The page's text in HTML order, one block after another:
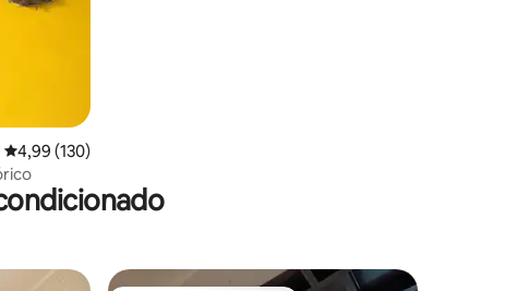
4,99 de uma avaliação média de 5, 130 avaliações
4,99 (130)